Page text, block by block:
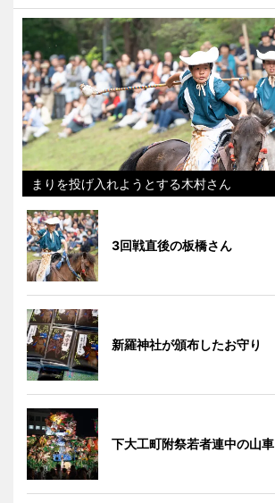
まりを投げ入れようとする木村さん
3回戦直後の板橋さん
新羅神社が頒布したお守り
下大工町附祭若者連中の山車